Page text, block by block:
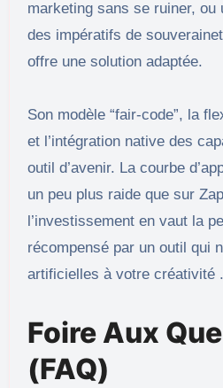
marketing sans se ruiner, ou
des impératifs de
offre une solution adaptée.
Son modèle “fair-code”, la
et l’intégration native des
outil d’avenir. La courbe
un peu plus raide que sur
l’investissement en vaut la
récompensé par un outil qui
artificielles à votre créativité .
Foire Aux
(FAQ)